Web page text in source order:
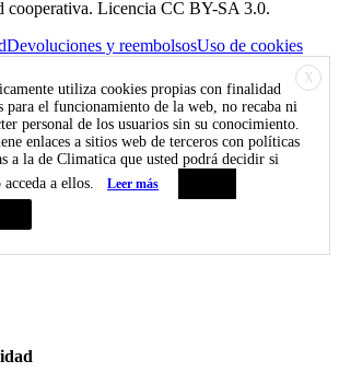
cooperativa. Licencia CC BY-SA 3.0.
Devoluciones y reembolsosUso de cookies
X
utiliza cookies propias con finalidad
para el funcionamiento de la web, no recaba ni
personal de los usuarios sin su conocimiento.
enlaces a sitios web de terceros con políticas
a la de Climatica que usted podrá decidir si
a ellos.
Leer más